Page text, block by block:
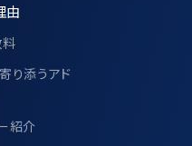
由
り添うアド
紹介